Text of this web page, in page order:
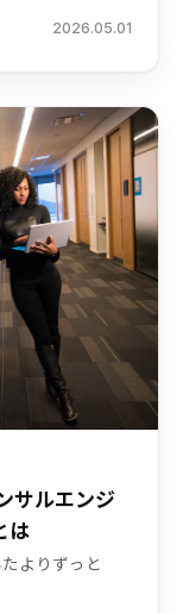
2026.05.01
サルエンジ
は
よりずっと